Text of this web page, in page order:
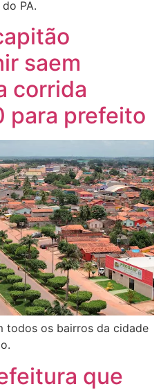
PA.
saem
corrida
para prefeito
todos os bairros da cidade
que